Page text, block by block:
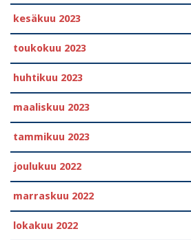
kesäkuu 2023
toukokuu 2023
huhtikuu 2023
maaliskuu 2023
tammikuu 2023
joulukuu 2022
marraskuu 2022
lokakuu 2022